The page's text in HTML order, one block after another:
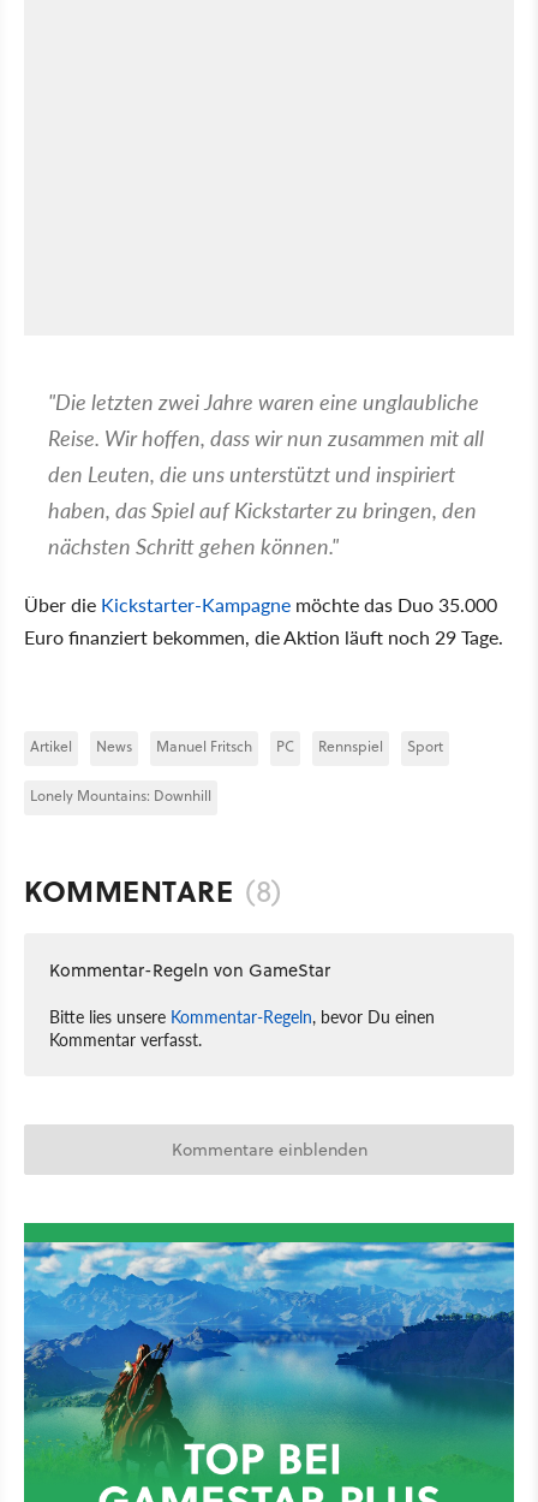
"Die letzten zwei Jahre waren eine unglaubliche
Reise. Wir hoffen, dass wir nun zusammen mit all
den Leuten, die uns unterstützt und inspiriert
haben, das Spiel auf Kickstarter zu bringen, den
nächsten Schritt gehen können."
Über die Kickstarter-Kampagne möchte das Duo 35.000
Euro finanziert bekommen, die Aktion läuft noch 29 Tage.
Artikel News Manuel Fritsch PC Rennspiel Sport
Lonely Mountains: Downhill
KOMMENTARE (8)
Kommentar-Regeln von GameStar
Bitte lies unsere Kommentar-Regeln, bevor Du einen
Kommentar verfasst.
Kommentare einblenden